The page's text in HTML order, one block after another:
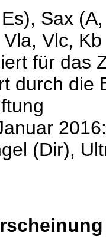
Sax
Vlc, Kb
für das
durch die
(Dir),